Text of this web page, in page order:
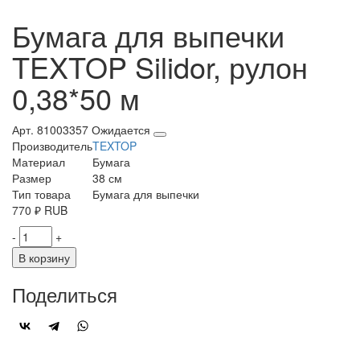
Бумага для выпечки
TEXTOP Silidor, рулон
0,38*50 м
Арт. 81003357 Ожидается
ПроизводительTEXTOP
Материал
Бумага
Размер
38 см
Тип товара
Бумага для выпечки
770 ₽ RUB
-
+
В корзину
Поделиться